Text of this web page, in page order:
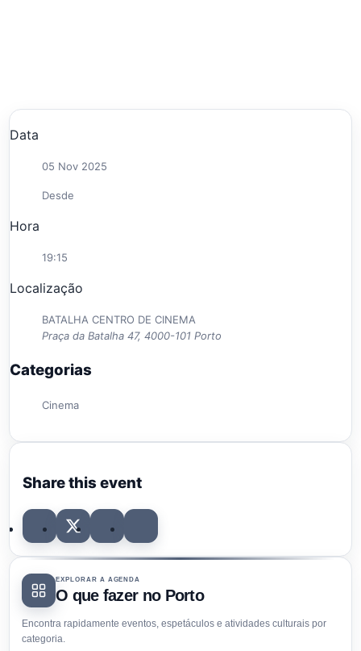
Data
05 Nov 2025
Desde
Hora
19:15
Localização
BATALHA CENTRO DE CINEMA
Praça da Batalha 47, 4000-101 Porto
Categorias
Cinema
Share this event
EXPLORAR A AGENDA
O que fazer no Porto
Encontra rapidamente eventos, espetáculos e atividades culturais por
categoria.